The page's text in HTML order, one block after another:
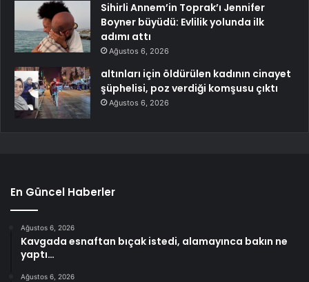
Sihirli Annem’in Toprak’ı Jennifer
Boyner büyüdü: Evlilik yolunda ilk
adımı attı
Ağustos 6, 2026
altınları için öldürülen kadının cinayet
şüphelisi, poz verdiği komşusu çıktı
Ağustos 6, 2026
En Güncel Haberler
Ağustos 6, 2026
Kavgada esnaftan bıçak istedi, alamayınca bakın ne
yaptı…
Ağustos 6, 2026